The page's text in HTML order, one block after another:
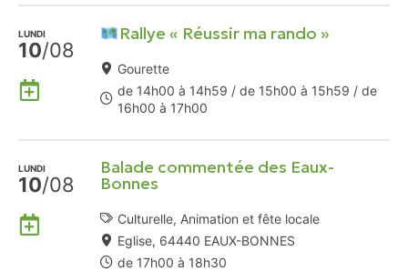
mon
Agenda
Google
LUNDI
10/08
Rallye « Réussir ma rando »
Gourette
de 14h00 à 14h59 / de 15h00 à 15h59 / de
16h00 à 17h00
Ajouter
Google
LUNDI
10/08
Balade commentée des Eaux-
Bonnes
Culturelle, Animation et fête locale
Eglise, 64440 EAUX-BONNES
de 17h00 à 18h30
Ajouter